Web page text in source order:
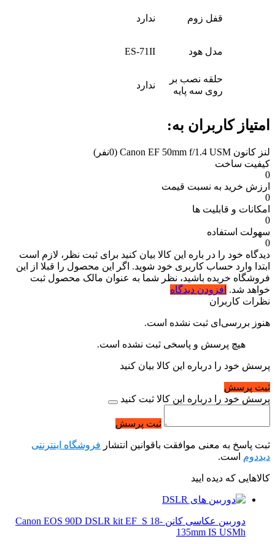
قفل زوم ندارد
مدل هود ES-71II
حلقه نصب بر
روی سه پایه
ندارد
امتیاز کاربران به:
لنز کانون Canon EF 50mm f/1.4 USM
(0نفر)
کیفیت ساخت
0
ارزش خرید به نسبت قیمت
0
امکانات و قابلیت ها
0
سهولت استفاده
0
دیدگاه خود را در باره این کالا بیان کنید برای ثبت نظر، لازم است
ابتدا وارد حساب کاربری خود شوید. اگر این محصول را قبلا از این
فروشگاه خریده باشید، نظر شما به عنوان مالک محصول ثبت
خواهد شد. افزودن دیدگاه
نظرات کاربران
هنوز بررسی‌ای ثبت نشده است.
هیچ پرسش و پاسخی ثبت نشده است.
پرسش خود را درباره این کالا بیان کنید
ثبت پرسش
پرسش خود را درباره این کالا ثبت کنید
ثبت پرسش
ثبت پاسخ به معنی موافقت باقوانین انتشار فروشگاه اینترنتی
دیددوم است.
کالاهایی که دیده ایید
دوربین عکاسی کانن Canon EOS 90D DSLR kit EF_S 18-
135mm IS USMh